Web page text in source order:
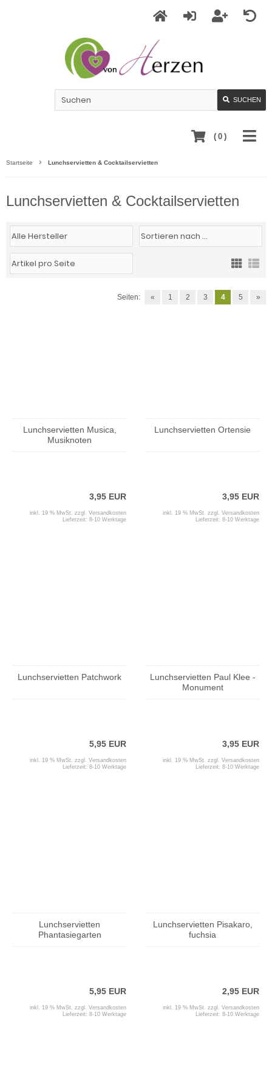
SUCHEN
( 0 )
Startseite Lunchservietten & Cocktailservietten
Lunchservietten & Cocktailservietten
Seiten: « 1 2 3 4 5 »
Lunchservietten Musica,
Musiknoten
3,95 EUR
inkl. 19 % MwSt. zzgl. Versandkosten
Lieferzeit: 8-10 Werktage
Lunchservietten Ortensie
3,95 EUR
inkl. 19 % MwSt. zzgl. Versandkosten
Lieferzeit: 8-10 Werktage
Lunchservietten Patchwork
5,95 EUR
inkl. 19 % MwSt. zzgl. Versandkosten
Lieferzeit: 8-10 Werktage
Lunchservietten Paul Klee -
Monument
3,95 EUR
inkl. 19 % MwSt. zzgl. Versandkosten
Lieferzeit: 8-10 Werktage
Lunchservietten
Phantasiegarten
5,95 EUR
inkl. 19 % MwSt. zzgl. Versandkosten
Lieferzeit: 8-10 Werktage
Lunchservietten Pisakaro,
fuchsia
2,95 EUR
inkl. 19 % MwSt. zzgl. Versandkosten
Lieferzeit: 8-10 Werktage